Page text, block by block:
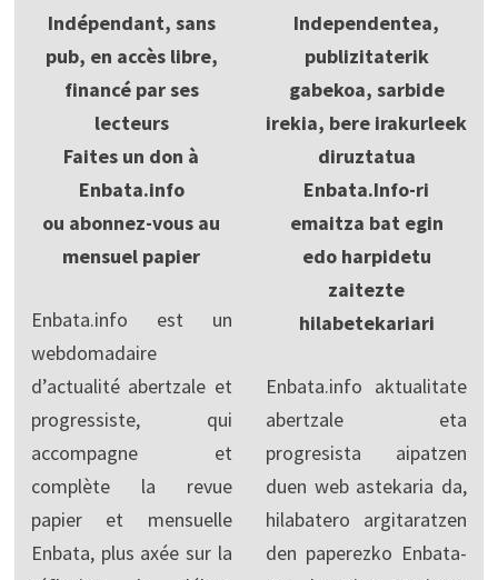
Indépendant, sans
pub, en accès libre,
financé par ses
lecteurs
Faites un don à
Enbata.info
ou abonnez-vous au
mensuel papier
Enbata.info est un
webdomadaire
d’actualité abertzale et
progressiste, qui
accompagne et
complète la revue
papier et mensuelle
Enbata, plus axée sur la
Independentea,
publizitaterik
gabekoa, sarbide
irekia, bere irakurleek
diruztatua
Enbata.Info-ri
emaitza bat egin
edo harpidetu
zaitezte
hilabetekariari
Enbata.info aktualitate
abertzale eta
progresista aipatzen
duen web astekaria da,
hilabatero argitaratzen
den paperezko Enbata-